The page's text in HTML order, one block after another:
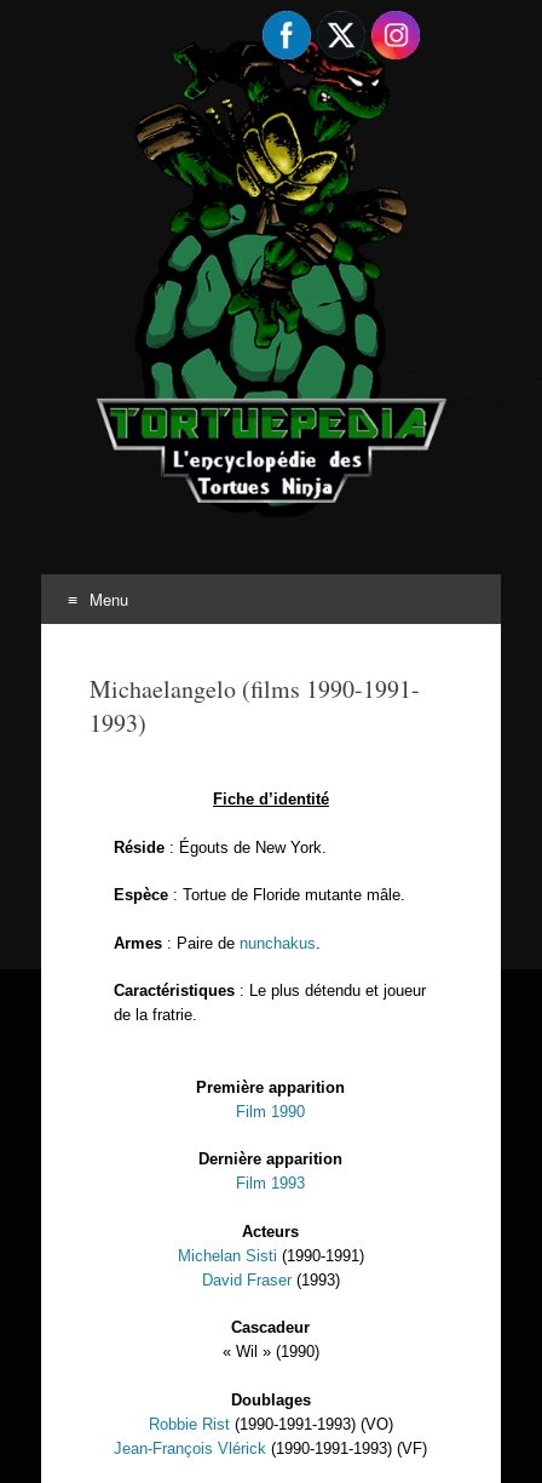
Menu
Michaelangelo (films 1990-1991-
1993)
Fiche d’identité
Réside : Égouts de New York.
Espèce: Tortue de Floride mutante mâle.
Armes : Paire de nunchakus
Caractéristiques : Le plus détendu et joueur
de la fratrie.
Première apparition
Film 1990
Dernière apparition
Film 1993
Acteurs
Michelan Sisti (1990-1991)
David Fraser(1993)
Cascadeur
« Wil » (1990)
Doublages
Robbie Rist(1990-1991-1993) (VO)
Jean-François Vlérick (1990-1991-1993) (VF)